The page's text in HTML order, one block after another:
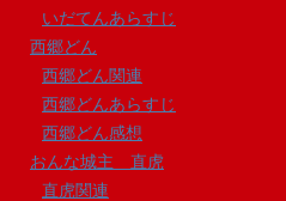
いだてんあらすじ
西郷どん
西郷どん関連
西郷どんあらすじ
西郷どん感想
おんな城主 直虎
直虎関連